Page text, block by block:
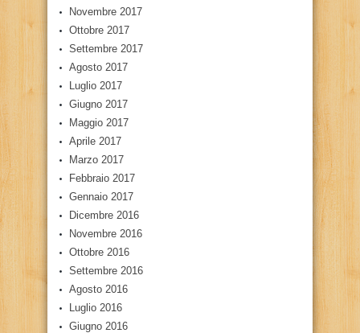
Novembre 2017
Ottobre 2017
Settembre 2017
Agosto 2017
Luglio 2017
Giugno 2017
Maggio 2017
Aprile 2017
Marzo 2017
Febbraio 2017
Gennaio 2017
Dicembre 2016
Novembre 2016
Ottobre 2016
Settembre 2016
Agosto 2016
Luglio 2016
Giugno 2016